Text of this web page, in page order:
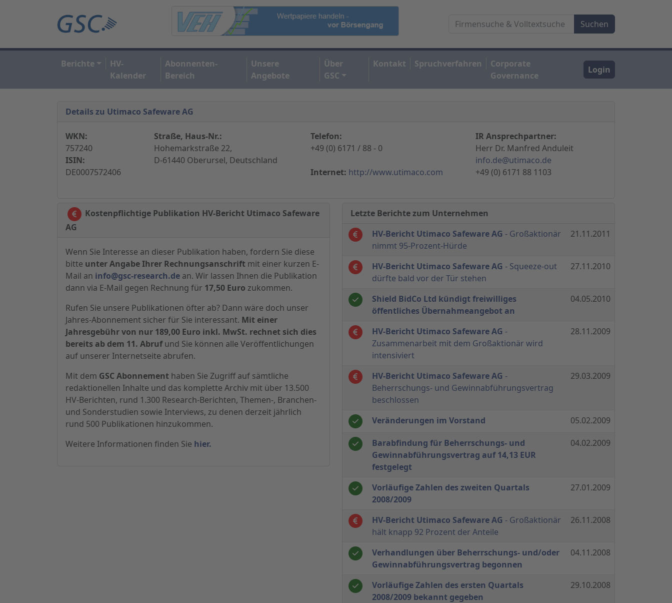
Berichte
HV-
Kalender
Abonnenten-
Bereich
Unsere
Angebote
Über
GSC
Kontakt Spruchverfahren
Corporate
Governance
Login
Details zu Utimaco Safeware AG
WKN:
757240
ISIN:
DE0007572406
Straße, Haus-Nr.:
Hohemarkstraße 22,
D-61440 Oberursel, Deutschland
Telefon:
+49 (0) 6171 / 88 - 0
Internet: http://www.utimaco.com
IR Ansprechpartner:
Herr Dr. Manfred Anduleit
info.de@utimaco.de
+49 (0) 6171 88 1103
Kostenpflichtige Publikation HV-Bericht Utimaco Safeware
AG
Wenn Sie Interesse an dieser Publikation haben, fordern Sie diese
bitte unter Angabe Ihrer Rechnungsanschrift mit einer kurzen E-
Mail an info@gsc-research.de an. Wir lassen Ihnen die Publikation
dann via E-Mail gegen Rechnung für 17,50 Euro zukommen.
Rufen Sie unsere Publikationen öfter ab? Dann wäre doch unser
Jahres-Abonnement sicher für Sie interessant. Mit einer
Jahresgebühr von nur 189,00 Euro inkl. MwSt. rechnet sich dies
bereits ab dem 11. Abrufund Sie können alle Veröffentlichungen
auf unserer Internetseite abrufen.
Mit dem GSC Abonnement haben Sie Zugriff auf sämtliche
redaktionellen Inhalte und das komplette Archiv mit über 13.500
HV-Berichten, rund 1.300 Research-Berichten, Themen-, Branchen-
und Sonderstudien sowie Interviews, zu denen derzeit jährlich
rund 500 Publikationen hinzukommen.
Weitere Informationen finden Sie hier.
Letzte Berichte zum Unternehmen
HV-Bericht Utimaco Safeware AG - Großaktionär
nimmt 95-Prozent-Hürde
21.11.2011
HV-Bericht Utimaco Safeware AG - Squeeze-out
dürfte bald vor der Tür stehen
27.11.2010
Shield BidCo Ltd kündigt freiwilliges
öffentliches Übernahmeangebot an
04.05.2010
HV-Bericht Utimaco Safeware AG -
Zusammenarbeit mit dem Großaktionär wird
intensiviert
28.11.2009
HV-Bericht Utimaco Safeware AG -
Beherrschungs- und Gewinnabführungsvertrag
beschlossen
29.03.2009
Veränderungen im Vorstand 05.02.2009
Barabfindung für Beherrschungs- und
Gewinnabführungsvertrag auf 14,13 EUR
festgelegt
04.02.2009
Vorläufige Zahlen des zweiten Quartals
2008/2009
27.01.2009
HV-Bericht Utimaco Safeware AG - Großaktionär
hält knapp 92 Prozent der Anteile
26.11.2008
Verhandlungen über Beherrschungs- und/oder
Gewinnabführungsvertrag begonnen
04.11.2008
Vorläufige Zahlen des ersten Quartals
2008/2009 bekannt gegeben
29.10.2008